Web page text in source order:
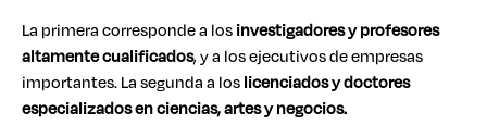
La primera corresponde a losinvestigadores y profesores
altamente cualificados, y a los ejecutivos de empresas
importantes. La segunda a loslicenciados y doctores
especializados en ciencias, artes y negocios.